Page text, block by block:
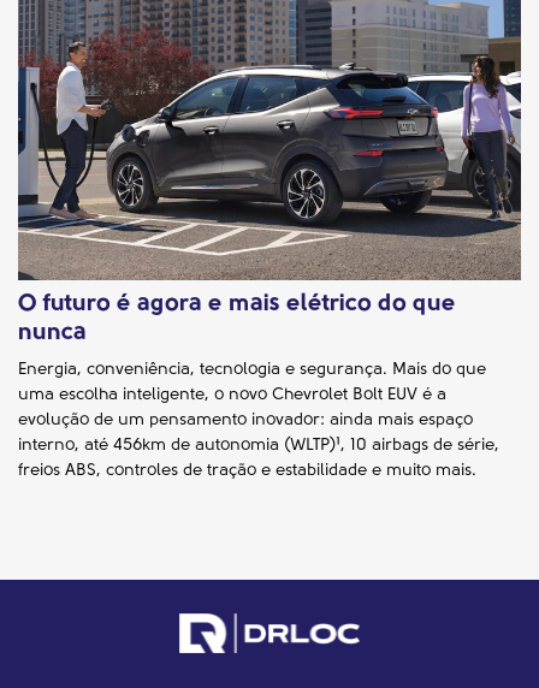
O futuro é agora e mais elétrico do que
nunca
Energia, conveniência, tecnologia e segurança. Mais do que
uma escolha inteligente, o novo Chevrolet Bolt EUV é a
evolução de um pensamento inovador: ainda mais espaço
interno, até 456km de autonomia (WLTP)¹, 10 airbags de série,
freios ABS, controles de tração e estabilidade e muito mais.